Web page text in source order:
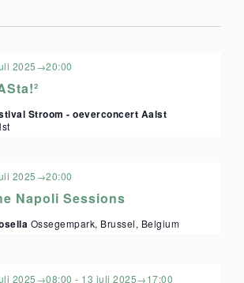
2025→20:00
Stroom - oeverconcert Aalst
Napoli Sessions
2025→20:00
Ossegempark, Brussel, Belgium
2025→08:00 - 13 juli 2025→17:00